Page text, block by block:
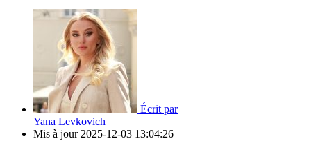
Écrit par
Yana Levkovich
Mis à jour 2025-12-03 13:04:26